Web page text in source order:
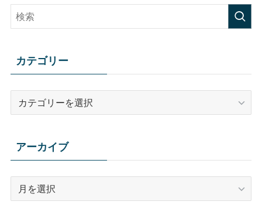
カテゴリー
リ
ー
アーカイブ